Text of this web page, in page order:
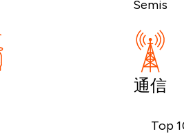
Semis
通信
Top